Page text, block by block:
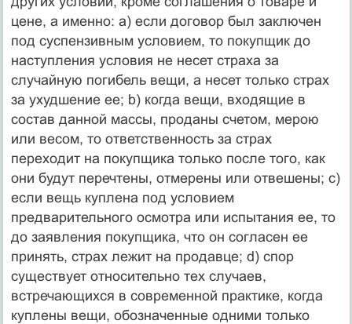
цене, а именно: а) если договор был заключен
под суспензивным условием, то покупщик до
наступления условия не несет страха за
случайную погибель вещи, а несет только страх
за ухудшение ее; b) когда вещи, входящие в
состав данной массы, проданы счетом, мерою
или весом, то ответственность за страх
переходит на покупщика только после того, как
они будут перечтены, отмерены или отвешены; с)
если вещь куплена под условием
предварительного осмотра или испытания ее, то
до заявления покупщика, что он согласен ее
принять, страх лежит на продавце; d) спор
существует относительно тех случаев,
встречающихся в современной практике, когда
куплены вещи, обозначенные одними только